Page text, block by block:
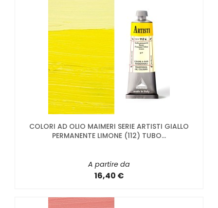
COLORI AD OLIO MAIMERI SERIE ARTISTI GIALLO
PERMANENTE LIMONE (112) TUBO...
A partire da
16,40 €